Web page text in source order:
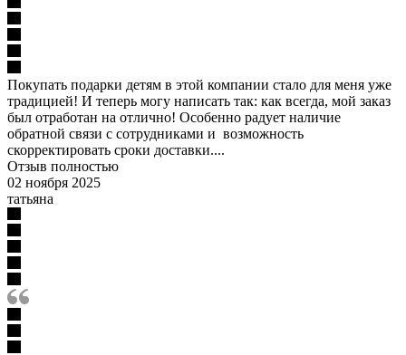
Покупать подарки детям в этой компании стало для меня уже
традицией! И теперь могу написать так: как всегда, мой заказ
был отработан на отлично! Особенно радует наличие
обратной связи с сотрудниками и возможность
скорректировать сроки доставки....
Отзыв полностью
02 ноября 2025
татьяна